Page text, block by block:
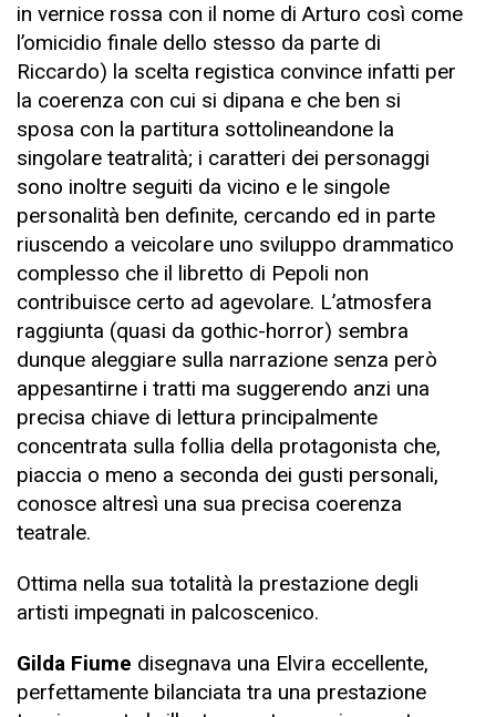
in vernice rossa con il nome di Arturo così come
l’omicidio finale dello stesso da parte di
Riccardo) la scelta registica convince infatti per
la coerenza con cui si dipana e che ben si
sposa con la partitura sottolineandone la
singolare teatralità; i caratteri dei personaggi
sono inoltre seguiti da vicino e le singole
personalità ben definite, cercando ed in parte
riuscendo a veicolare uno sviluppo drammatico
complesso che il libretto di Pepoli non
contribuisce certo ad agevolare. L’atmosfera
raggiunta (quasi da gothic-horror) sembra
dunque aleggiare sulla narrazione senza però
appesantirne i tratti ma suggerendo anzi una
precisa chiave di lettura principalmente
concentrata sulla follia della protagonista che,
piaccia o meno a seconda dei gusti personali,
conosce altresì una sua precisa coerenza
teatrale.
Ottima nella sua totalità la prestazione degli
artisti impegnati in palcoscenico.
Gilda Fiume disegnava una Elvira eccellente,
perfettamente bilanciata tra una prestazione